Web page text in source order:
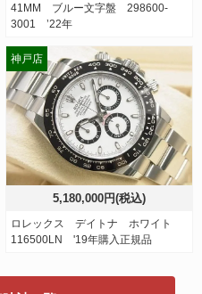
41MM ブルー文字盤 298600-
3001 ’22年
5,180,000円(税込)
ロレックス デイトナ ホワイト
116500LN '19年購入正規品
神戸店